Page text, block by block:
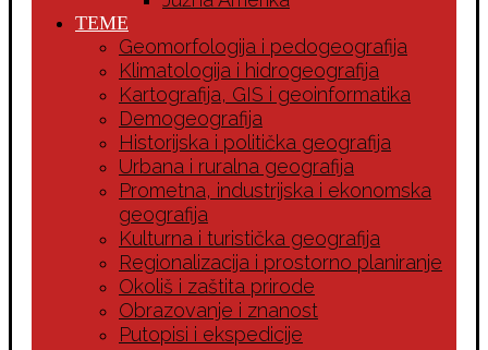
TEME
Geomorfologija i pedogeografija
Klimatologija i hidrogeografija
Kartografija, GIS i geoinformatika
Demogeografija
Historijska i politička geografija
Urbana i ruralna geografija
Prometna, industrijska i ekonomska
geografija
Kulturna i turistička geografija
Regionalizacija i prostorno planiranje
Okoliš i zaštita prirode
Obrazovanje i znanost
Putopisi i ekspedicije